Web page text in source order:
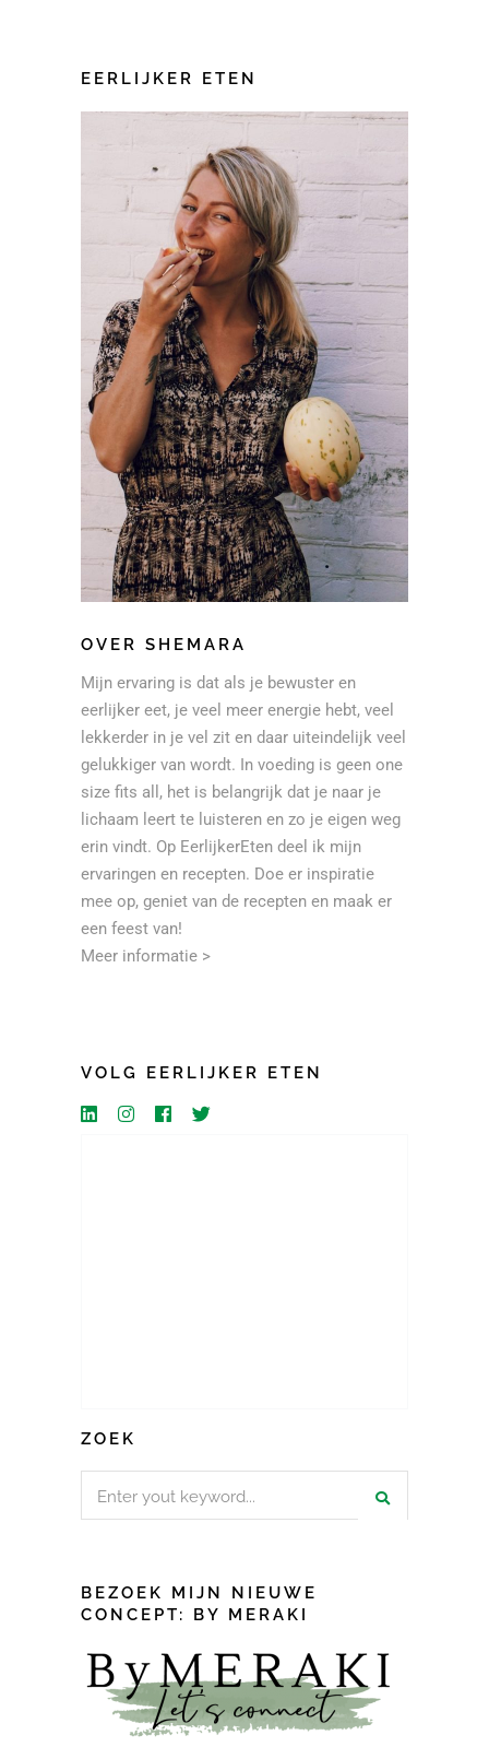
EERLIJKER ETEN
OVER SHEMARA
Mijn ervaring is dat als je bewuster en
eerlijker eet, je veel meer energie hebt, veel
lekkerder in je vel zit en daar uiteindelijk veel
gelukkiger van wordt. In voeding is geen one
size fits all, het is belangrijk dat je naar je
lichaam leert te luisteren en zo je eigen weg
erin vindt. Op EerlijkerEten deel ik mijn
ervaringen en recepten. Doe er inspiratie
mee op, geniet van de recepten en maak er
een feest van!
Meer informatie >
VOLG EERLIJKER ETEN
ZOEK
BEZOEK MIJN NIEUWE
CONCEPT: BY MERAKI